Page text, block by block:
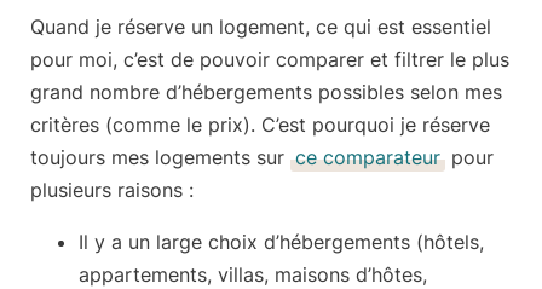
Quand je réserve un logement, ce qui est essentiel
pour moi, c’est de pouvoir comparer et filtrer le plus
grand nombre d’hébergements possibles selon mes
critères (comme le prix). C’est pourquoi je réserve
toujours mes logements sur ce comparateur pour
plusieurs raisons :
Il y a un large choix d’hébergements (hôtels,
appartements, villas, maisons d’hôtes,